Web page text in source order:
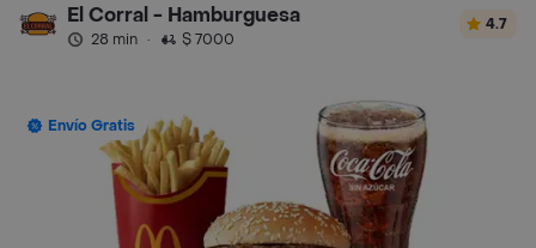
El Corral - Hamburguesa
28 min · $ 7000
4.7
Envío Gratis